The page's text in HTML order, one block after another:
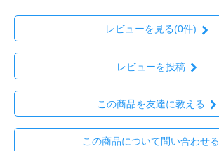
レビューを見る(0件)
レビューを投稿
この商品を友達に教える
この商品について問い合わせる